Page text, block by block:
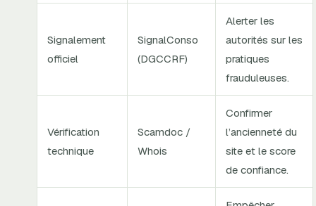
Signalement
officiel
SignalConso
(DGCCRF)
Alerter les
autorités sur les
pratiques
frauduleuses.
Vérification
technique
Scamdoc /
Whois
Confirmer
l’ancienneté du
site et le score
de confiance.